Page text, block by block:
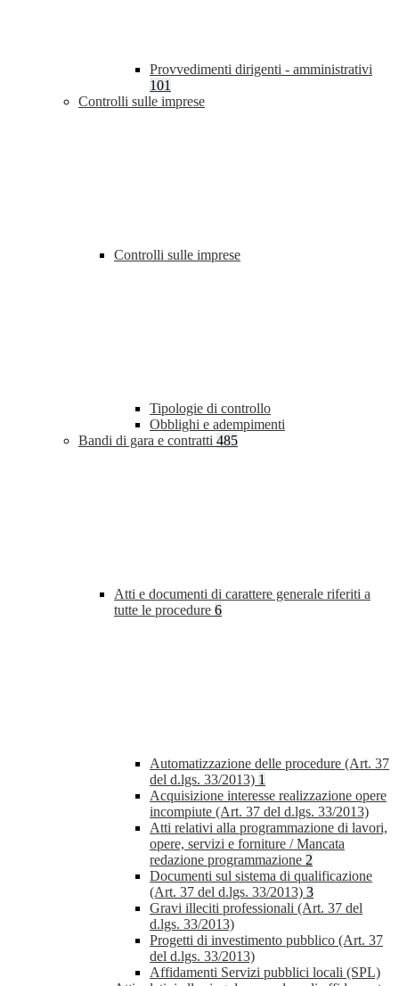
Provvedimenti dirigenti - amministrativi
101
Controlli sulle imprese
Controlli sulle imprese
Tipologie di controllo
Obblighi e adempimenti
Bandi di gara e contratti 485
Atti e documenti di carattere generale riferiti a
tutte le procedure 6
Automatizzazione delle procedure (Art. 37
del d.lgs. 33/2013) 1
Acquisizione interesse realizzazione opere
incompiute (Art. 37 del d.lgs. 33/2013)
Atti relativi alla programmazione di lavori,
opere, servizi e forniture / Mancata
redazione programmazione 2
Documenti sul sistema di qualificazione
(Art. 37 del d.lgs. 33/2013) 3
Gravi illeciti professionali (Art. 37 del
d.lgs. 33/2013)
Progetti di investimento pubblico (Art. 37
del d.lgs. 33/2013)
Affidamenti Servizi pubblici locali (SPL)